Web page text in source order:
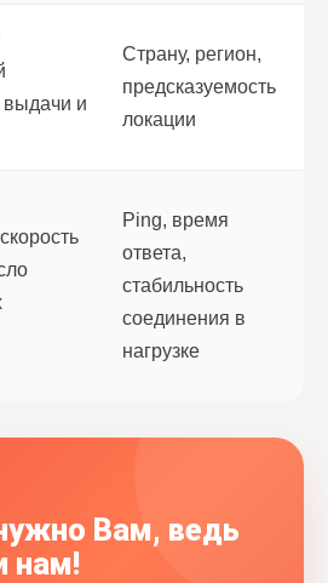
выдачи и
Страну, регион,
предсказуемость
локации
Ping, время
ответа,
стабильность
соединения в
нагрузке
Вам, ведь
нам!